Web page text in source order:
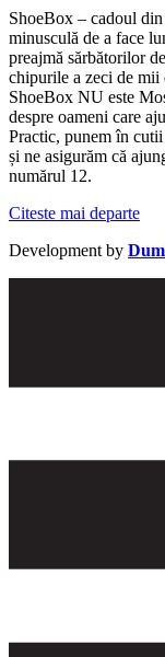
ShoeBox – cadoul
minusculă de a face
preajmă sărbătorilor
chipurile a zeci de mii
ShoeBox NU este
despre oameni care
Practic, punem în
și ne asigurăm că
numărul 12.
Citeste mai departe
Development by